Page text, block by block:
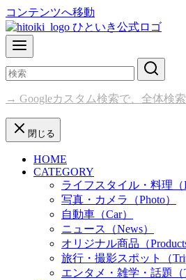
コンテンツへ移動
→ Googleカスタム検索で、全体検
閉じる
HOME
CATEGORY
ライフスタイル・料理（
写真・カメラ（Photo）
自動車（Car）
ニュース（News）
オリジナル商品（Products
旅行・撮影スポット（
エンタメ・雑学・話題（